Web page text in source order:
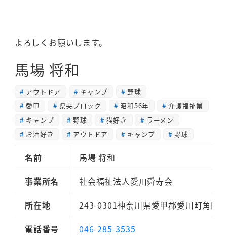
よろしくお願いします。
馬場 将和
アウトドア キャンプ
野球
愛甲
県央ブロック 昭和56年
介護福祉業
キャンプ
野球 猫好き
ラーメン
お酒好き
アウトドア キャンプ 野球
名前
馬場 将和
事業所名
社会福祉法人愛川舜寿会
所在地
243-0301神奈川県愛甲郡愛川町角田
電話番号
046-285-3535